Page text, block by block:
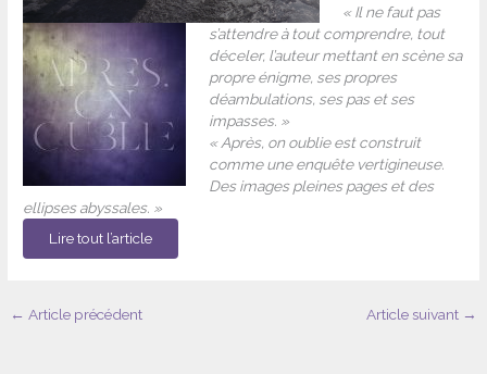
« Il ne faut pas
s’attendre à tout comprendre, tout
déceler, l’auteur mettant en scène sa
propre énigme, ses propres
déambulations, ses pas et ses
impasses. »
« Après, on oublie est construit
comme une enquête vertigineuse.
Des images pleines pages et des
ellipses abyssales. »
Lire tout l’article
← Article précédent Article suivant →